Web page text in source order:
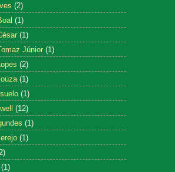
(2)
(1)
(1)
Júnior (1)
(2)
(1)
(1)
(12)
(1)
(1)
(1)